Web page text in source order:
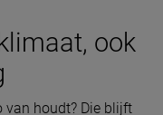
ook
van houdt? Die blijft